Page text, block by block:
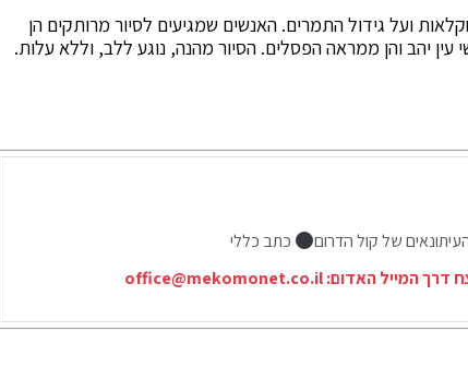
ועל גידול התמרים. האנשים שמגיעים לסיור מרותקים הן
יהב והן ממראה הפסלים. הסיור מהנה, נוגע ללב, וללא עלות.
של קול הדרום
כתב כללי
דרך המייל האדום:office@mekomonet.co.il